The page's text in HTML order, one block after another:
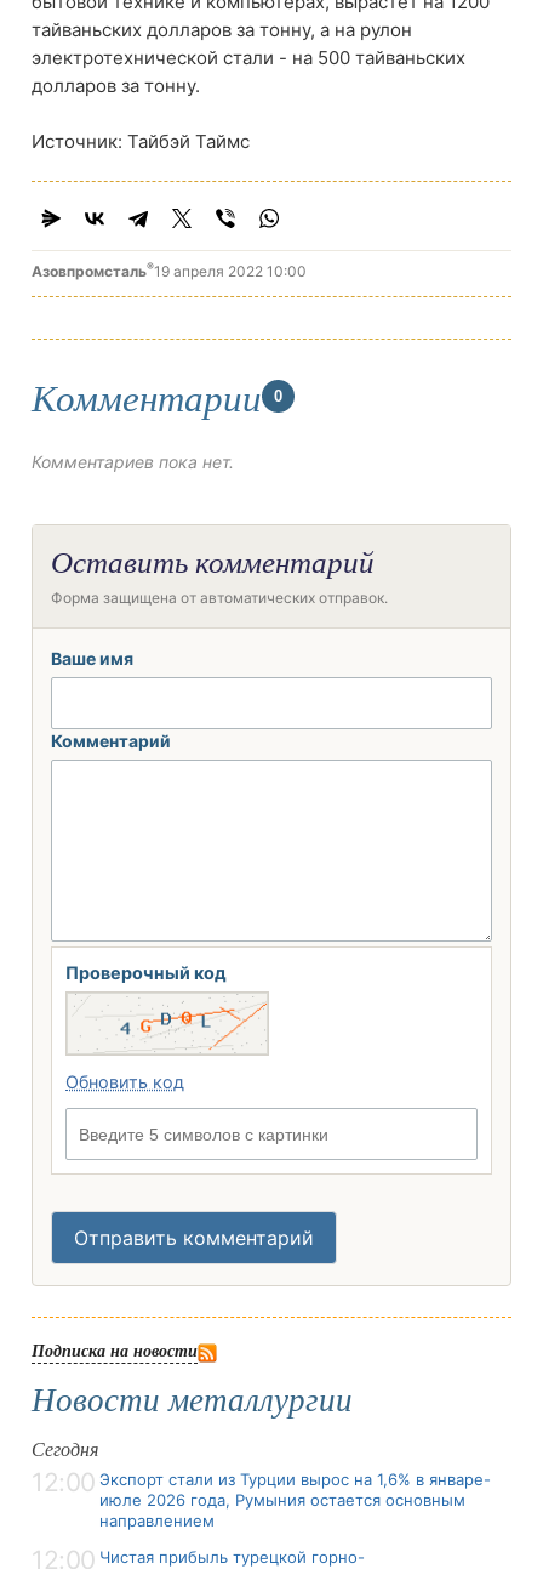
тайваньских долларов за тонну, а на рулон
электротехнической стали - на 500 тайваньских
долларов за тонну.
Источник: Тайбэй Таймс
Азовпромсталь®19 апреля 2022 10:00
Комментарии 0
Комментариев пока нет.
Оставить комментарий
Форма защищена от автоматических отправок.
Ваше имя
Комментарий
Проверочный код
Обновить код
Отправить комментарий
Подписка на новости
Новости металлургии
Сегодня
12:00 Экспорт стали из Турции вырос на 1,6% в январе-
июле 2026 года, Румыния остается основным
направлением
12:00 Чистая прибыль турецкой горно-